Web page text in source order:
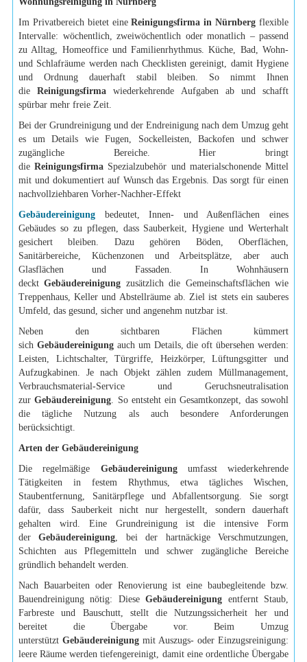
Im Privatbereich bietet eineReinigungsfirma in Nürnberg flexible
Intervalle: wöchentlich, zweiwöchentlich oder monatlich – passend
zu Alltag, Homeoffice und Familienrhythmus. Küche, Bad, Wohn-
und Schlafräume werden nach Checklisten gereinigt, damit Hygiene
und Ordnung dauerhaft stabil bleiben. So nimmt Ihnen
dieReinigungsfirmawiederkehrende Aufgaben ab und schafft
spürbar mehr freie Zeit.
Bei der Grundreinigung und der Endreinigung nach dem Umzug geht
es um Details wie Fugen, Sockelleisten, Backofen und schwer
zugängliche Bereiche. Hier bringt
dieReinigungsfirma Spezialzubehör und materialschonende Mittel
mit und dokumentiert auf Wunsch das Ergebnis. Das sorgt für einen
nachvollziehbaren Vorher-Nachher-Effekt
Gebäudereinigung
bedeutet, Innen- und Außenflächen eines
Gebäudes so zu pflegen, dass Sauberkeit, Hygiene und Werterhalt
gesichert bleiben. Dazu gehören Böden, Oberflächen,
Sanitärbereiche, Küchenzonen und Arbeitsplätze, aber auch
Glasflächen und Fassaden. In Wohnhäusern
decktGebäudereinigung zusätzlich die Gemeinschaftsflächen wie
Treppenhaus, Keller und Abstellräume ab. Ziel ist stets ein sauberes
Umfeld, das gesund, sicher und angenehm nutzbar ist.
Neben den sichtbaren Flächen kümmert
sich Gebäudereinigungauch um Details, die oft übersehen werden:
Leisten, Lichtschalter, Türgriffe, Heizkörper, Lüftungsgitter und
Aufzugkabinen. Je nach Objekt zählen zudem Müllmanagement,
Verbrauchsmaterial-Service und Geruchsneutralisation
zurGebäudereinigung. So entsteht ein Gesamtkonzept, das sowohl
die tägliche Nutzung als auch besondere Anforderungen
berücksichtigt.
Arten der Gebäudereinigung
Die regelmäßige Gebäudereinigungumfasst wiederkehrende
Tätigkeiten in festem Rhythmus, etwa tägliches Wischen,
Staubentfernung, Sanitärpflege und Abfallentsorgung. Sie sorgt
dafür, dass Sauberkeit nicht nur hergestellt, sondern dauerhaft
gehalten wird. Eine Grundreinigung ist die intensive Form
derGebäudereinigung, bei der hartnäckige Verschmutzungen,
Schichten aus Pflegemitteln und schwer zugängliche Bereiche
gründlich behandelt werden.
Nach Bauarbeiten oder Renovierung ist eine baubegleitende bzw.
Bauendreinigung nötig: DieseGebäudereinigung entfernt Staub,
Farbreste und Bauschutt, stellt die Nutzungssicherheit her und
bereitet die Übergabe vor. Beim Umzug
unterstützt Gebäudereinigung mit Auszugs- oder Einzugsreinigung:
leere Räume werden tiefengereinigt, damit eine ordentliche Übergabe